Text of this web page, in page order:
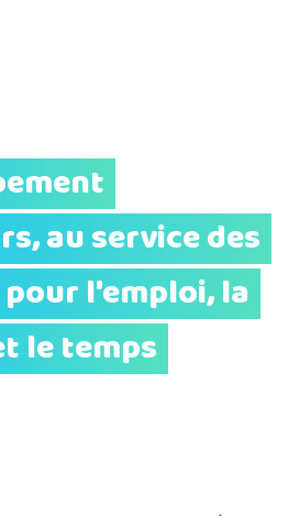
au service des
l'emploi, la
le temps